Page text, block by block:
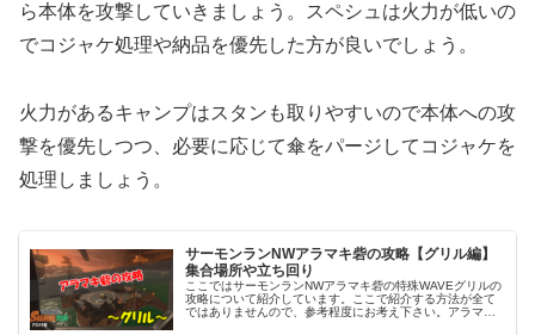
ら本体を攻撃していきましょう。スペシュは火力が低いの
でコジャケ処理や納品を優先した方が良いでしょう。
火力があるキャンプはスタンも取りやすいので本体への攻
撃を優先しつつ、必要に応じて傘をパージしてコジャケを
処理しましょう。
サーモンランNWアラマキ砦の攻略【グリル編】
集合場所や立ち回り
ここではサーモンランNWアラマキ砦の特殊WAVEグリルの
攻略について紹介しています。ここで紹介する方法が全て
ではありませんので、参考程度にお考え下さい。アラマキ